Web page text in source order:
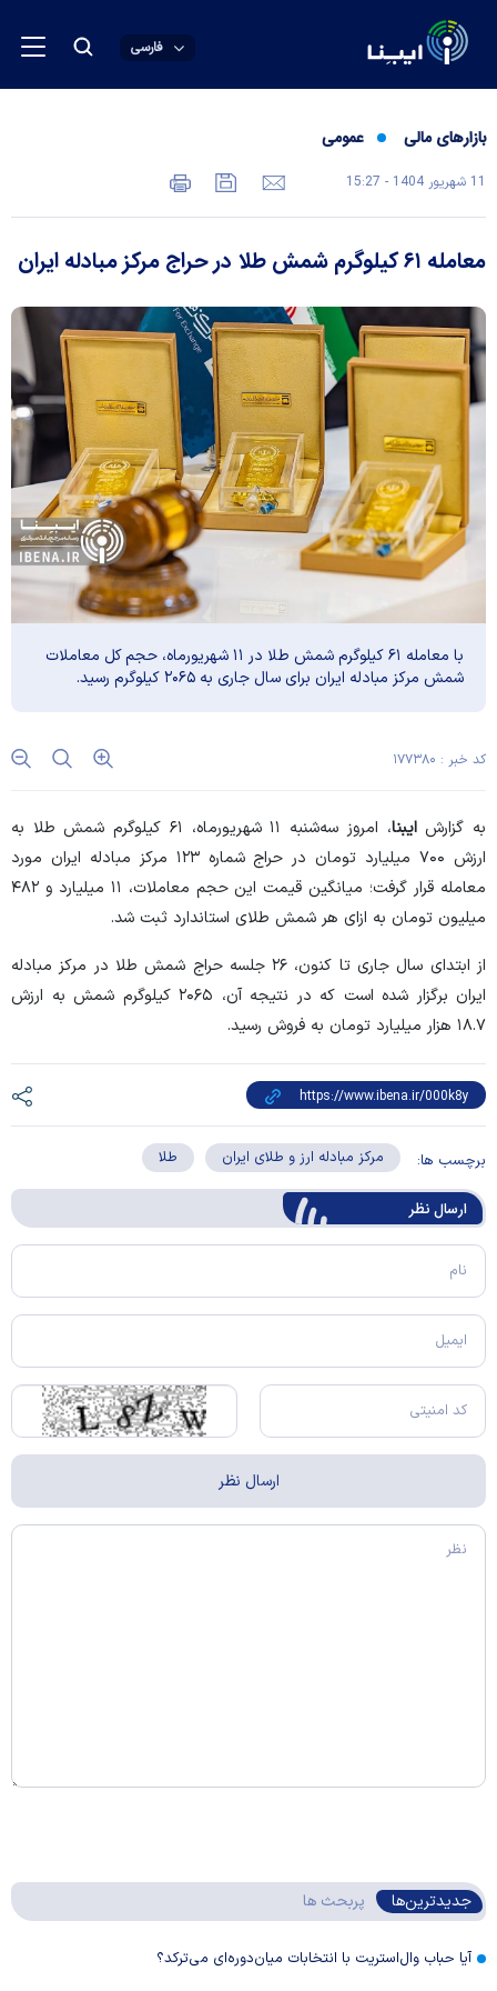
فارسی
بازارهای مالی عمومی
11 شهريور 1404 - 15:27
معامله ۶۱ کیلوگرم شمش طلا در حراج مرکز مبادله ایران
با معامله ۶۱ کیلوگرم شمش طلا در ۱۱ شهریورماه، حجم کل معاملات
شمش مرکز مبادله ایران برای سال جاری به ۲۰۶۵ کیلوگرم رسید.
کد خبر : ۱۷۷۳۸۰
به گزارشایبنا
، امروز سه‌شنبه ۱۱ شهریورماه، ۶۱ کیلوگرم شمش طلا به
ارزش ۷۰۰ میلیارد تومان در حراج شماره ۱۲۳ مرکز مبادله ایران مورد
معامله قرار گرفت؛ میانگین قیمت این حجم معاملات، ۱۱ میلیارد و ۴۸۲
میلیون تومان به ازای هر شمش طلای استاندارد ثبت شد.
از ابتدای سال جاری تا کنون، ۲۶ جلسه حراج شمش طلا در مرکز مبادله
ایران برگزار شده است که در نتیجه آن، ۲۰۶۵ کیلوگرم شمش به ارزش
۱۸.۷ هزار میلیارد تومان به فروش رسید.
برچسب ها: مرکز مبادله ارز و طلای ایران طلا
ارسال‌ نظر
جدیدترین‌ها پربحث ها
آیا حباب وال‌استریت با انتخابات میان‌دوره‌ای می‌ترکد؟